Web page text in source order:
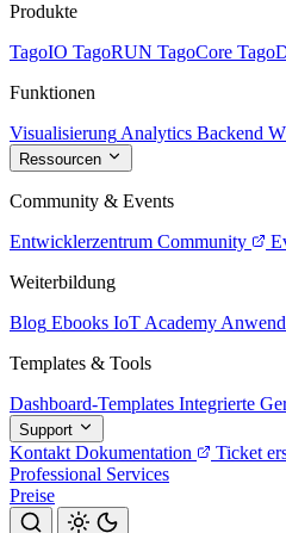
Produkte
TagoIO TagoRUN TagoCore
Funktionen
Visualisierung Analytics Backend
Ressourcen
Community & Events
Entwicklerzentrum Community
Weiterbildung
Blog Ebooks IoT Academy
Templates & Tools
Dashboard-Templates Integrierte
Support
Kontakt Dokumentation Ticket
Professional Services
Preise